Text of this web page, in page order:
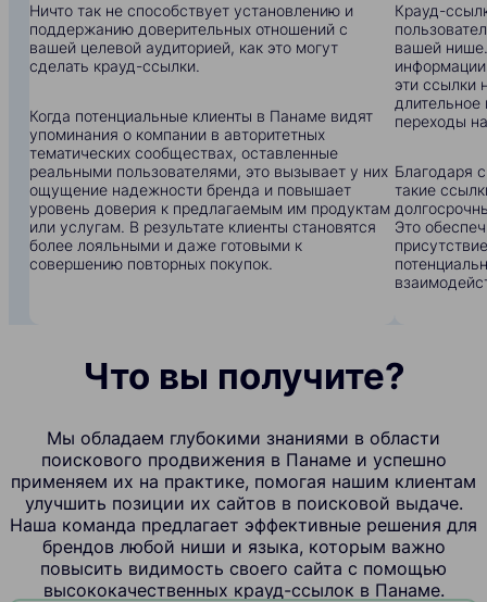
Ничто так не способствует установлению и
поддержанию доверительных отношений с
вашей целевой аудиторией, как это могут
сделать крауд-ссылки.
Когда потенциальные клиенты в Панаме видят
упоминания о компании в авторитетных
тематических сообществах, оставленные
реальными пользователями, это вызывает у них
ощущение надежности бренда и повышает
уровень доверия к предлагаемым им продуктам
или услугам. В результате клиенты становятся
более лояльными и даже готовыми к
совершению повторных покупок.
Крауд-
вашей
эти ссылки
переходы
Благодаря
такие
Это
Что вы получите?
Мы обладаем глубокими знаниями в области
поискового продвижения в Панаме и успешно
применяем их на практике, помогая нашим клиентам
улучшить позиции их сайтов в поисковой выдаче.
Наша команда предлагает эффективные решения для
брендов любой ниши и языка, которым важно
повысить видимость своего сайта с помощью
высококачественных крауд-ссылок в Панаме.